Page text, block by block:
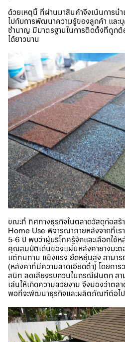
ด้วยเหตุนี้ ที่ผ่านมาสินค้าจึงเน้นการน
ไปกับการพัฒนาความรู้ของลูกค้า และ
ชำนาญ มีมาตรฐานในการติดตั้งที่ถูกต้
ได้ยาวนาน
ขณะที่ ทิศทางธุรกิจในตลาดวัสดุก่อสร้
Home Use พิจารณาภายหลังจากที่เร
5-6 ปี พบว่าผู้บริโภครู้จักและเลือกใช้
คุณสมบัติเด่นของแผ่นหลังคายางมะต
แต่ทนทาน แข็งแรง ยืดหยุ่นสูง สามาร
(หลังคาที่มีความลาดเอียดต่ำ) โดยกา
สนิท ลดเสียงรบกวนในกรณีฝนตก สา
เล่นให้เกิดความสวยงาม จึงมองว่าตล
พอที่จะพัฒนาธุรกิจและผลิตภัณฑ์ต่อไป